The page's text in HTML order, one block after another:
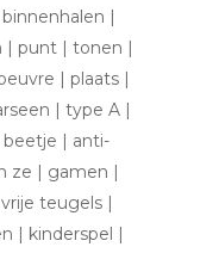
|
| punt | tonen |
| plaats |
| type A |
beetje | anti-
ze | gamen |
teugels |
| kinderspel |